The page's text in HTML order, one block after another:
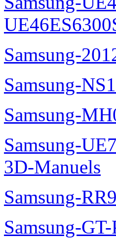
Samsung-
Samsung-
Samsung-
Samsung-
3D-Manuels
Samsung-
Samsung-